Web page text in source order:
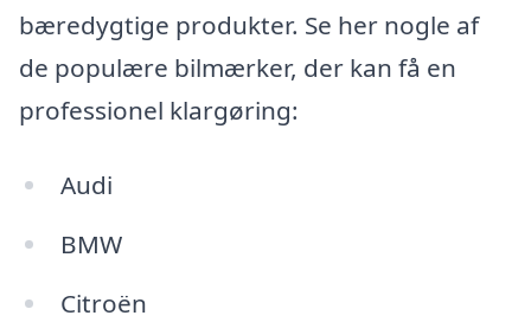
bæredygtige produkter. Se her nogle af
de populære bilmærker, der kan få en
professionel klargøring:
Audi
BMW
Citroën